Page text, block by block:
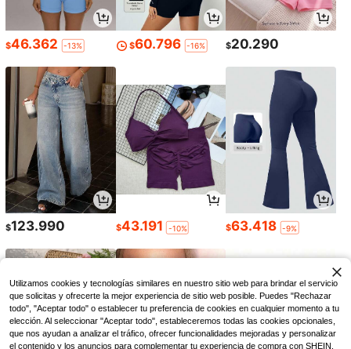
$46.362 -13% $60.796 -16% $20.290
$123.990 $43.191 -10% $63.418 -9%
Utilizamos cookies y tecnologías similares en nuestro sitio web para brindar el servicio
que solicitas y ofrecerte la mejor experiencia de sitio web posible. Puedes "Rechazar
todo", "Aceptar todo" o establecer tu preferencia de cookies en cualquier momento a tu
elección. Al seleccionar "Aceptar todo", estableceremos todas las cookies opcionales,
que nos ayudan a analizar el tráfico, ofrecer funcionalidades mejoradas y personalizar
el contenido y los anuncios para complementar tu experiencia de compra con SHEIN.